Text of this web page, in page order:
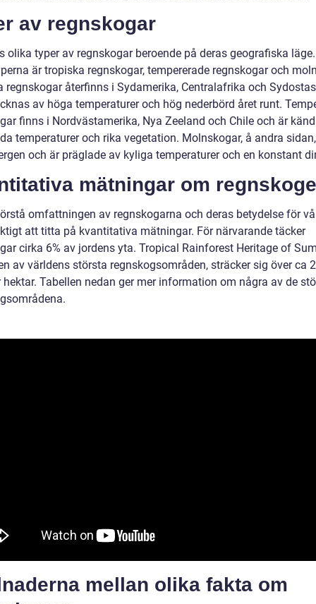
av regnskogar
olika typer av regnskogar beroende på deras geografiska
är tropiska regnskogar, tempererade regnskogar och
regnskogar återfinns i Sydamerika, Centralafrika och
av höga temperaturer och hög nederbörd året runt.
finns i Nordvästamerika, Nya Zeeland och Chile och är
temperaturer och rika vegetation. Molnskogar, å andra
och är präglade av kyliga temperaturer och en konstant
mätningar om
omfattningen av regnskogarna och deras betydelse för
att titta på kvantitativa mätningar. För närvarande täcker
cirka 6% av jordens yta. Tropical Rainforest Heritage of
av världens största regnskogsområden, sträcker sig över ca
Tabellen nedan ger mer information om några av de
mellan olika fakta om